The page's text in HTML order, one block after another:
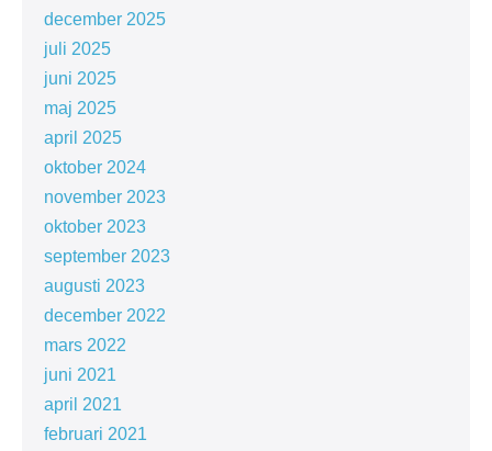
december 2025
juli 2025
juni 2025
maj 2025
april 2025
oktober 2024
november 2023
oktober 2023
september 2023
augusti 2023
december 2022
mars 2022
juni 2021
april 2021
februari 2021